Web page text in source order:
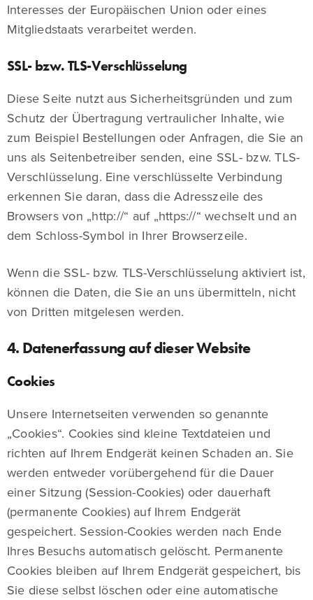
Interesses der Europäischen Union oder eines
Mitgliedstaats verarbeitet werden.
SSL- bzw. TLS-Verschlüsselung
Diese Seite nutzt aus Sicherheitsgründen und zum
Schutz der Übertragung vertraulicher Inhalte, wie
zum Beispiel Bestellungen oder Anfragen, die Sie an
uns als Seitenbetreiber senden, eine SSL- bzw. TLS-
Verschlüsselung. Eine verschlüsselte Verbindung
erkennen Sie daran, dass die Adresszeile des
Browsers von „http://“ auf „https://“ wechselt und an
dem Schloss-Symbol in Ihrer Browserzeile.
Wenn die SSL- bzw. TLS-Verschlüsselung aktiviert ist,
können die Daten, die Sie an uns übermitteln, nicht
von Dritten mitgelesen werden.
4. Datenerfassung auf dieser Website
Cookies
Unsere Internetseiten verwenden so genannte
„Cookies“. Cookies sind kleine Textdateien und
richten auf Ihrem Endgerät keinen Schaden an. Sie
werden entweder vorübergehend für die Dauer
einer Sitzung (Session-Cookies) oder dauerhaft
(permanente Cookies) auf Ihrem Endgerät
gespeichert. Session-Cookies werden nach Ende
Ihres Besuchs automatisch gelöscht. Permanente
Cookies bleiben auf Ihrem Endgerät gespeichert, bis
Sie diese selbst löschen oder eine automatische